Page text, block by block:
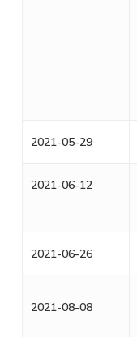
2021-05-29
2021-06-12
2021-06-26
2021-08-08